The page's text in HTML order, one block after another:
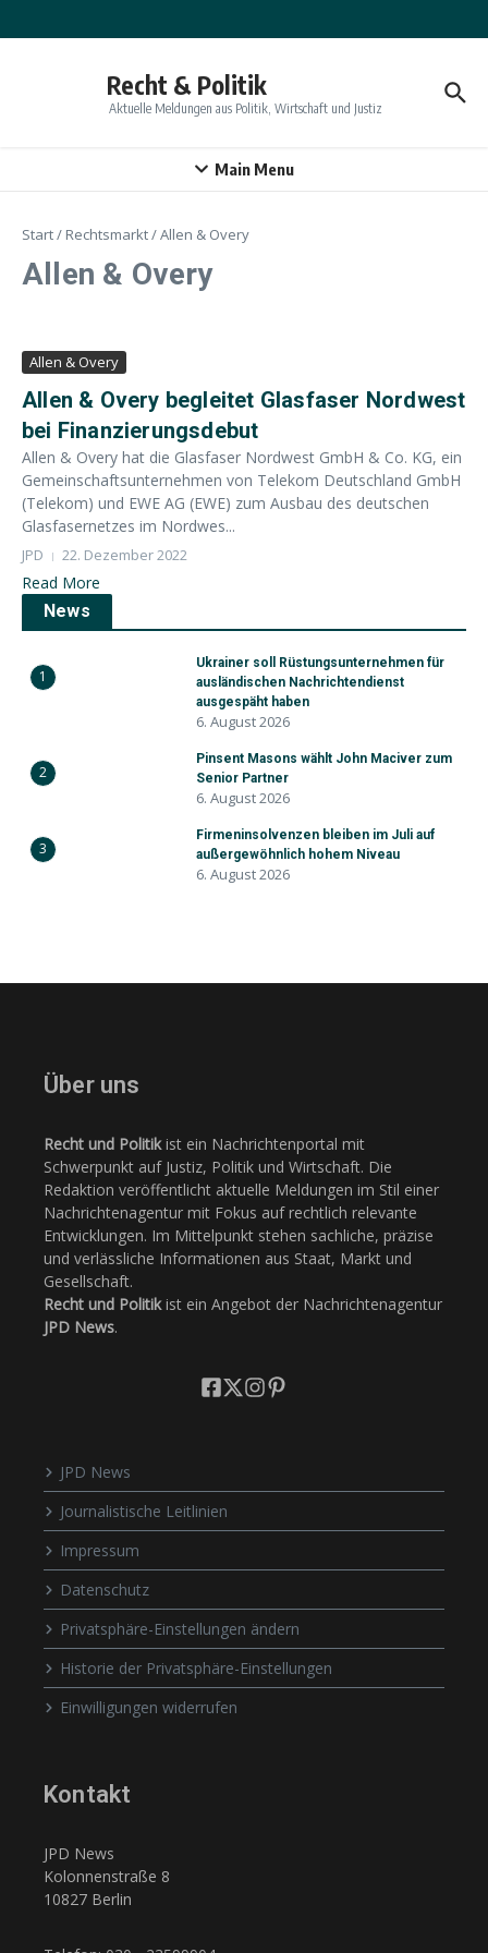
Recht & Politik
Aktuelle Meldungen aus Politik, Wirtschaft und Justiz
Main Menu
Start/ Rechtsmarkt/Allen & Overy
Allen & Overy
Allen & Overy
Allen & Overy begleitet Glasfaser Nordwest
bei Finanzierungsdebut
Allen & Overy hat die Glasfaser Nordwest GmbH & Co. KG, ein
Gemeinschaftsunternehmen von Telekom Deutschland GmbH
(Telekom) und EWE AG (EWE) zum Ausbau des deutschen
Glasfasernetzes im Nordwes...
JPD 22. Dezember 2022
Read More
News
1
Ukrainer soll Rüstungsunternehmen für
ausländischen Nachrichtendienst
ausgespäht haben
6. August 2026
2
Pinsent Masons wählt John Maciver zum
Senior Partner
6. August 2026
3
Firmeninsolvenzen bleiben im Juli auf
außergewöhnlich hohem Niveau
6. August 2026
Über uns
Recht und Politikist ein Nachrichtenportal mit
Schwerpunkt auf Justiz, Politik und Wirtschaft. Die
Redaktion veröffentlicht aktuelle Meldungen im Stil einer
Nachrichtenagentur mit Fokus auf rechtlich relevante
Entwicklungen. Im Mittelpunkt stehen sachliche, präzise
und verlässliche Informationen aus Staat, Markt und
Gesellschaft.
Recht und Politikist ein Angebot der Nachrichtenagentur
JPD News.
JPD News
Journalistische Leitlinien
Impressum
Datenschutz
Privatsphäre-Einstellungen ändern
Historie der Privatsphäre-Einstellungen
Einwilligungen widerrufen
Kontakt
JPD News
Kolonnenstraße 8
10827 Berlin